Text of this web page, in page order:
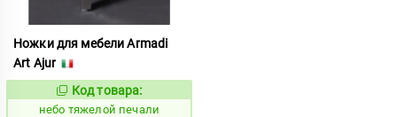
Ножки для мебели Armadi
Art Ajur
Код:
1122820
Код товара:
небо тяжелой печали